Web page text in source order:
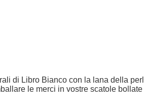
di Libro Bianco con la lana della
le merci in vostre scatole